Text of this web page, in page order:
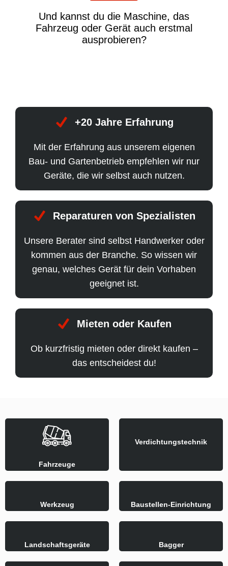
Und kannst du die Maschine, das
Fahrzeug oder Gerät auch erstmal
ausprobieren?
+20 Jahre Erfahrung
Mit der Erfahrung aus unserem eigenen
Bau- und Gartenbetrieb empfehlen wir nur
Geräte, die wir selbst auch nutzen.
Reparaturen von Spezialisten
Unsere Berater sind selbst Handwerker oder
kommen aus der Branche. So wissen wir
genau, welches Gerät für dein Vorhaben
geeignet ist.
Mieten oder Kaufen
Ob kurzfristig mieten oder direkt kaufen –
das entscheidest du!
Fahrzeuge
Verdichtungstechnik
Werkzeug Baustellen-Einrichtung
Landschaftsgeräte Bagger